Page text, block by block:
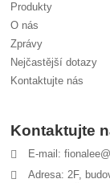
Produkty
O nás
Zprávy
Nejčastější dotazy
Kontaktujte nás
Kontaktujte
E-mail:
Adresa: 2F,